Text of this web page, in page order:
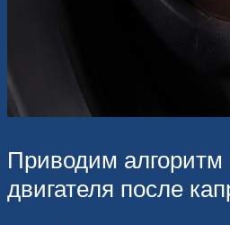
Приводим алгоритм
двигателя после